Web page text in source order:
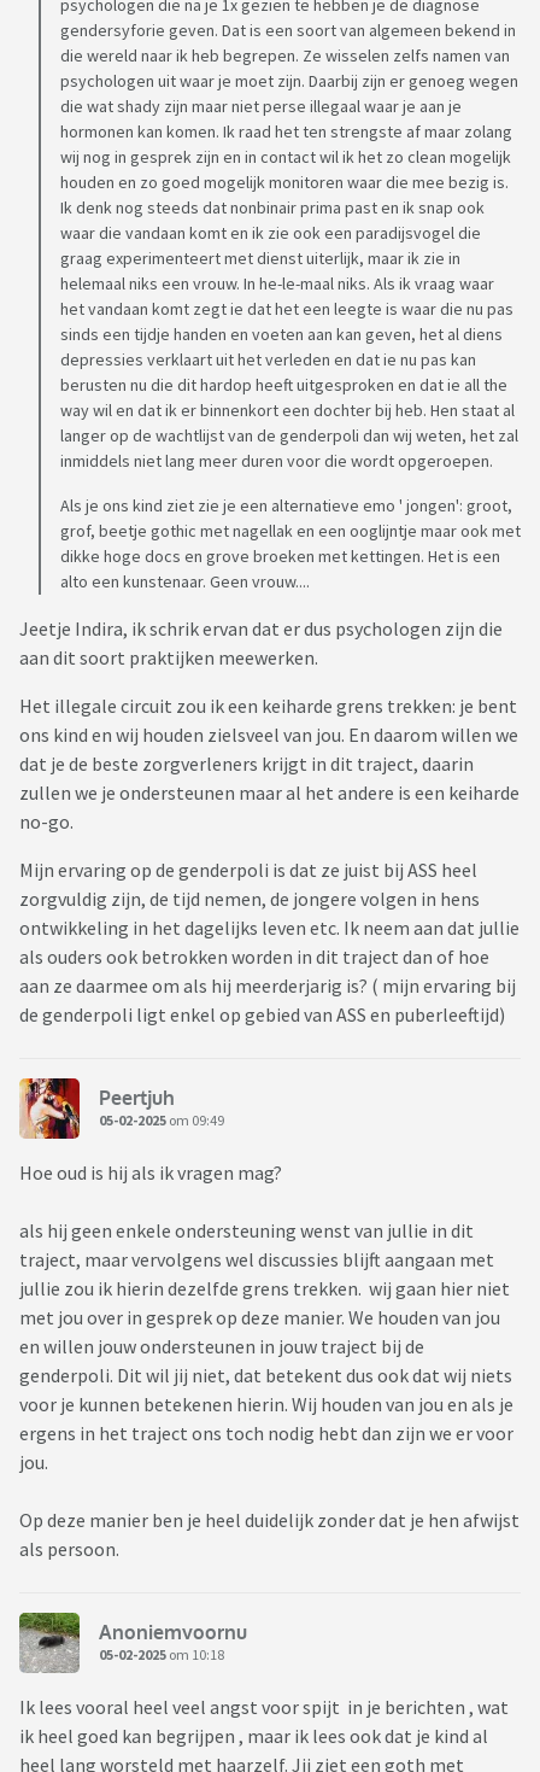
Maar ik heb nog nooit 1 sec gedacht dat die een vrouw zou
zijn en mijn parner idemdito.
Wat ik met dit topic wil? Ik weet het niet? Van me afschrijven
vooral want ik kan er met (bijna) niemand over praten en ik
ben zo verdrietig.
psychologen die na je 1x gezien te hebben je de diagnose
gendersyforie geven. Dat is een soort van algemeen bekend in
die wereld naar ik heb begrepen. Ze wisselen zelfs namen van
psychologen uit waar je moet zijn. Daarbij zijn er genoeg wegen
die wat shady zijn maar niet perse illegaal waar je aan je
hormonen kan komen. Ik raad het ten strengste af maar zolang
wij nog in gesprek zijn en in contact wil ik het zo clean mogelijk
houden en zo goed mogelijk monitoren waar die mee bezig is.
Ik denk nog steeds dat nonbinair prima past en ik snap ook
waar die vandaan komt en ik zie ook een paradijsvogel die
graag experimenteert met dienst uiterlijk, maar ik zie in
helemaal niks een vrouw. In he-le-maal niks. Als ik vraag waar
het vandaan komt zegt ie dat het een leegte is waar die nu pas
sinds een tijdje handen en voeten aan kan geven, het al diens
depressies verklaart uit het verleden en dat ie nu pas kan
berusten nu die dit hardop heeft uitgesproken en dat ie all the
way wil en dat ik er binnenkort een dochter bij heb. Hen staat al
langer op de wachtlijst van de genderpoli dan wij weten, het zal
inmiddels niet lang meer duren voor die wordt opgeroepen.
Als je ons kind ziet zie je een alternatieve emo ' jongen': groot,
grof, beetje gothic met nagellak en een ooglijntje maar ook met
dikke hoge docs en grove broeken met kettingen. Het is een
alto een kunstenaar. Geen vrouw....
Jeetje Indira, ik schrik ervan dat er dus psychologen zijn die
aan dit soort praktijken meewerken.
Het illegale circuit zou ik een keiharde grens trekken: je bent
ons kind en wij houden zielsveel van jou. En daarom willen we
dat je de beste zorgverleners krijgt in dit traject, daarin
zullen we je ondersteunen maar al het andere is een keiharde
no-go.
Mijn ervaring op de genderpoli is dat ze juist bij ASS heel
zorgvuldig zijn, de tijd nemen, de jongere volgen in hens
ontwikkeling in het dagelijks leven etc. Ik neem aan dat jullie
als ouders ook betrokken worden in dit traject dan of hoe
aan ze daarmee om als hij meerderjarig is? ( mijn ervaring bij
de genderpoli ligt enkel op gebied van ASS en puberleeftijd)
Peertjuh
05-02-2025 om 09:49
Hoe oud is hij als ik vragen mag?
als hij geen enkele ondersteuning wenst van jullie in dit
traject, maar vervolgens wel discussies blijft aangaan met
jullie zou ik hierin dezelfde grens trekken. wij gaan hier niet
met jou over in gesprek op deze manier. We houden van jou
en willen jouw ondersteunen in jouw traject bij de
genderpoli. Dit wil jij niet, dat betekent dus ook dat wij niets
voor je kunnen betekenen hierin. Wij houden van jou en als je
ergens in het traject ons toch nodig hebt dan zijn we er voor
jou.
Op deze manier ben je heel duidelijk zonder dat je hen afwijst
als persoon.
Anoniemvoornu
05-02-2025 om 10:18
Ik lees vooral heel veel angst voor spijt in je berichten , wat
ik heel goed kan begrijpen , maar ik lees ook dat je kind al
heel lang worsteld met haarzelf. Jij ziet een goth met